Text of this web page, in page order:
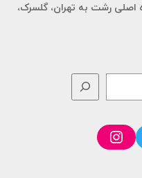
سنگر، کیلومتر 20 جاده اصلی رشت به تهران، گلسرک،
Instagram